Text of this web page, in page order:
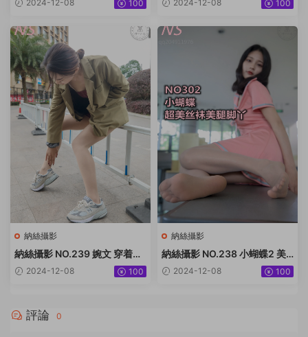
2024-12-08 100 2024-12-08 100
納絲攝影
納絲攝影 NO.239 婉文 穿着絲
襪去喝茶啦 [64P+496M]
2024-12-08 100
納絲攝影
納絲攝影 NO.238 小蝴蝶2 美
腿絲襪太好 [73P+545M]
2024-12-08 100
評論 0